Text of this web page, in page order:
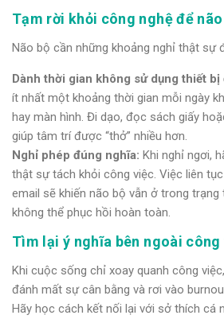
Tạm rời khỏi công nghệ để
Não bộ cần những khoảng nghỉ thật sự
Dành thời gian không sử dụng thiết bị
ít nhất một khoảng thời gian mỗi ngày
hay màn hình. Đi dạo, đọc sách giấy
giúp tâm trí được “thở” nhiều hơn.
Nghỉ phép đúng nghĩa: Khi nghỉ ngơi,
thật sự tách khỏi công việc. Việc liên
email sẽ khiến não bộ vẫn ở trong trạng
không thể phục hồi hoàn toàn.
Tìm lại ý nghĩa bên ngoài công
Khi cuộc sống chỉ xoay quanh công
đánh mất sự cân bằng và rơi vào
Hãy học cách kết nối lại với sở thích cá